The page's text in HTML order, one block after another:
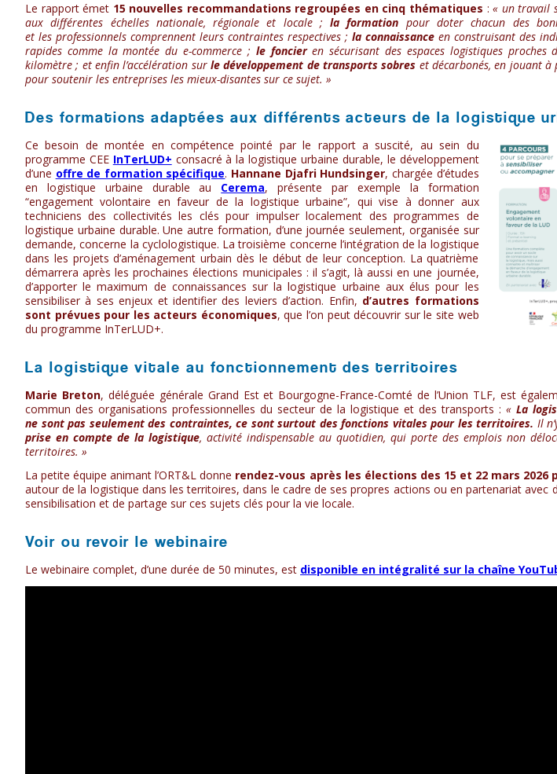
Le rapport émet 15 nouvelles recommandations regroupées en cinq thématiques :« un travail
aux différentes échelles nationale, régionale et locale ;la formation pour doter chacun des
et les professionnels comprennent leurs contraintes respectives ; la connaissanceen construisant des
rapides comme la montée du e-commerce ; le foncieren sécurisant des espaces logistiques
kilomètre ; et enfin l’accélération surle développement de transports sobres et décarbonés, en jouant à
pour soutenir les entreprises les mieux-disantes sur ce sujet. »
Des formations adaptées aux différents acteurs de la logistique
Ce besoin de montée en compétence pointé par le rapport a suscité, au sein du
programme CEE InTerLUD+ consacré à la logistique urbaine durable, le développement
d’une offre de formation spécifique. Hannane Djafri Hundsinger, chargée d’études
en logistique urbaine durable au Cerema, présente par exemple la formation
“engagement volontaire en faveur de la logistique urbaine”, qui vise à donner aux
techniciens des collectivités les clés pour impulser localement des programmes de
logistique urbaine durable. Une autre formation, d’une journée seulement, organisée sur
demande, concerne la cyclologistique. La troisième concerne l’intégration de la logistique
dans les projets d’aménagement urbain dès le début de leur conception. La quatrième
démarrera après les prochaines élections municipales : il s’agit, là aussi en une journée,
d’apporter le maximum de connaissances sur la logistique urbaine aux élus pour les
sensibiliser à ses enjeux et identifier des leviers d’action. Enfin, d’autres formations
sont prévues pour les acteurs économiques, que l’on peut découvrir sur le site web
du programme InTerLUD+.
La logistique vitale au fonctionnement des territoires
Marie Breton, déléguée générale Grand Est et Bourgogne-France-Comté de l’Union TLF, est
commun des organisations professionnelles du secteur de la logistique et des transports : « La
ne sont pas seulement des contraintes, ce sont surtout des fonctions vitales pour les territoires. Il
prise en compte de la logistique, activité indispensable au quotidien, qui porte des emplois non
territoires. »
La petite équipe animant l’ORT&L donne rendez-vous après les élections des 15 et 22 mars 2026
autour de la logistique dans les territoires, dans le cadre de ses propres actions ou en partenariat avec
sensibilisation et de partage sur ces sujets clés pour la vie locale.
Voir ou revoir le webinaire
Le webinaire complet, d’une durée de 50 minutes, est disponible en intégralité sur la chaîne